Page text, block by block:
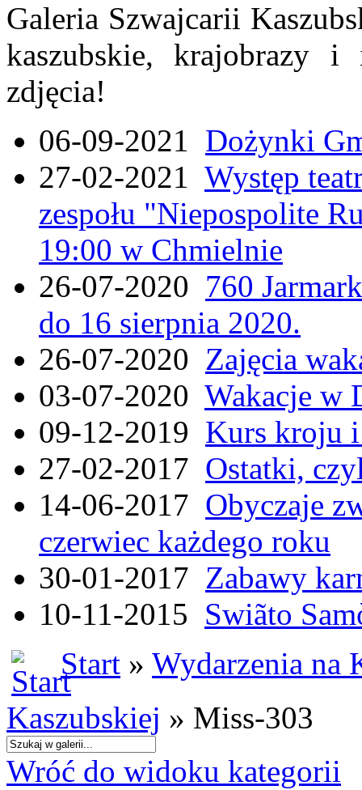
Galeria Szwajcarii
kaszubskie, krajobrazy
zdjęcia!
06-09-2021 Dożynki
27-02-2021 Występ
zespołu "Niepospolite
19:00 w Chmielnie
26-07-2020 760
do 16 sierpnia 2020.
26-07-2020 Zajęcia
03-07-2020 Wakacje w
09-12-2019 Kurs kroju i
27-02-2017 Ostatki,
14-06-2017 Obyczaje
czerwiec każdego roku
30-01-2017 Zabawy
10-11-2015 Swiãto
Start » Wydarzenia na
Kaszubskiej » Miss-303
Wróć do widoku kategorii